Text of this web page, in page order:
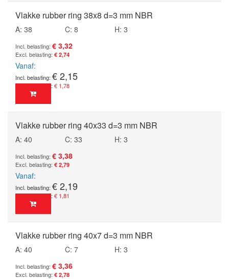
Vlakke rubber ring 38x8 d=3 mm NBR
A: 38 C: 8
H: 3
€ 3,32
€ 2,74
Vanaf
€ 2,15
€ 1,78
Vlakke rubber ring 40x33 d=3 mm NBR
A: 40 C: 33
H: 3
€ 3,38
€ 2,79
Vanaf
€ 2,19
€ 1,81
Vlakke rubber ring 40x7 d=3 mm NBR
A: 40 C: 7
H: 3
€ 3,36
€ 2,78